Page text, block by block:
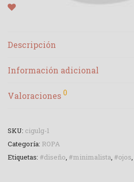
Descripción
Información adicional
Valoraciones 0
SKU: cigulg-1
Categoría: ROPA
Etiquetas: #diseño #minimalista #ojos